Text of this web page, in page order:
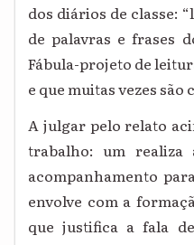
dos diários de classe:
de palavras e frases
Fábula-projeto de
e que muitas vezes
A julgar pelo relato
trabalho: um realiza
acompanhamento
envolve com a
que justifica a fala